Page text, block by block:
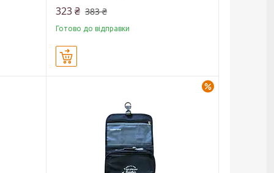
323 ₴ 383 ₴
Готово до відправки